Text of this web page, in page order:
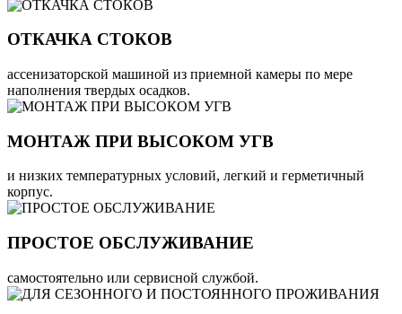
ОТКАЧКА СТОКОВ
ассенизаторской машиной из приемной камеры по мере
наполнения твердых осадков.
МОНТАЖ ПРИ ВЫСОКОМ УГВ
и низких температурных условий, легкий и герметичный
корпус.
ПРОСТОЕ ОБСЛУЖИВАНИЕ
самостоятельно или сервисной службой.